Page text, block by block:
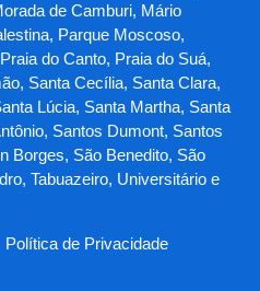
de Camburi, Mário
Parque Moscoso,
do Canto, Praia do Suá,
Santa Cecília, Santa Clara,
Lúcia, Santa Martha, Santa
Santos Dumont, Santos
Borges, São Benedito, São
Tabuazeiro, Universitário e
Política de Privacidade